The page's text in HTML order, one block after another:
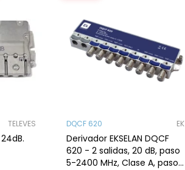
TELEVES DQCF 620 EK
Derivador EKSELAN DQCF
620 - 2 salidas, 20 dB, paso
5-2400 MHz, Clase A, paso